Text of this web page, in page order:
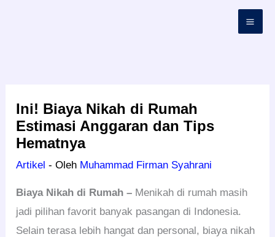
Ini! Biaya Nikah di Rumah
Estimasi Anggaran dan Tips
Hematnya
Artikel - Oleh Muhammad Firman Syahrani
Biaya Nikah di Rumah – Menikah di rumah masih
jadi pilihan favorit banyak pasangan di Indonesia.
Selain terasa lebih hangat dan personal, biaya nikah